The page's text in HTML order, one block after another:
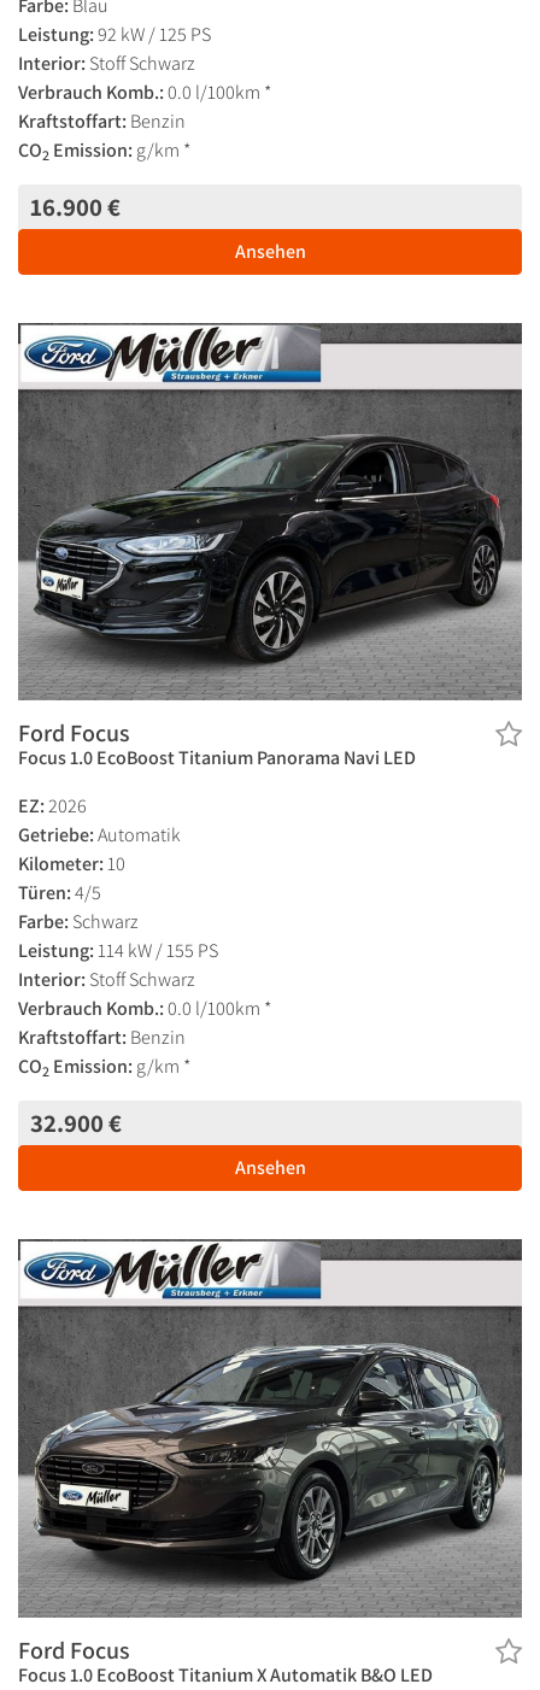
Leistung:92 kW / 125 PS
Interior: Stoff Schwarz
Verbrauch Komb.:0.0 l/100km *
Kraftstoffart: Benzin
CO2 Emission: g/km *
16.900 €
Ansehen
Ford Focus
Focus 1.0 EcoBoost Titanium Panorama Navi LED
EZ:2026
Getriebe:Automatik
Kilometer: 10
Türen:4/5
Farbe: Schwarz
Leistung: 114 kW / 155 PS
Interior: Stoff Schwarz
Verbrauch Komb.:0.0 l/100km *
Kraftstoffart: Benzin
CO2 Emission: g/km *
32.900 €
Ansehen
Ford Focus
Focus 1.0 EcoBoost Titanium X Automatik B&O LED